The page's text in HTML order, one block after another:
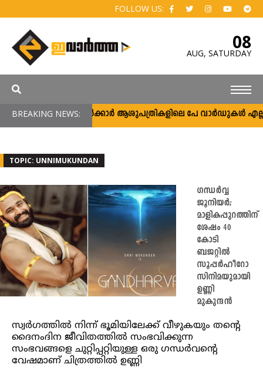
FOLLOW US:
08
AUG, SATURDAY
BREAKING NEWS:സർക്കാർ ആശുപത്രികളിലെ പേ വാർഡുകൾ
TOPIC: UNNIMUKUNDAN
ഗന്ധർവ്വ
ജൂനിയർ;
മാളികപ്പുറത്തിന്
ശേഷം 40
കോടി
ബജറ്റിൽ
സൂപ്പർഹീറോ
സിനിമയുമായി
ഉണ്ണി
മുകുന്ദൻ
സ്വർഗത്തിൽ നിന്ന് ഭൂമിയിലേക്ക് വീഴുകയും തന്റെ
ദൈനംദിന ജീവിതത്തിൽ സംഭവിക്കുന്ന
സംഭവങ്ങളെ ചുറ്റിപ്പറ്റിയുള്ള ഒരു ഗന്ധർവന്റെ
വേഷമാണ് ചിത്രത്തിൽ ഉണ്ണി